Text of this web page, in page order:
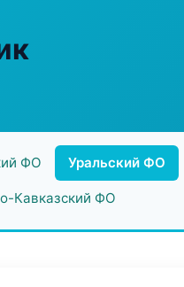
ФО Уральский ФО
Кавказский ФО